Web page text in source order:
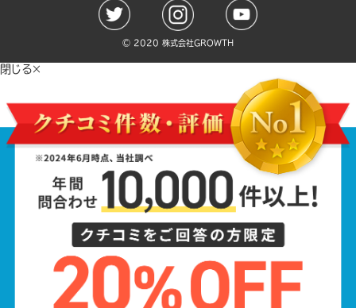
©️ 2020 株式会社GROWTH
閉じる×